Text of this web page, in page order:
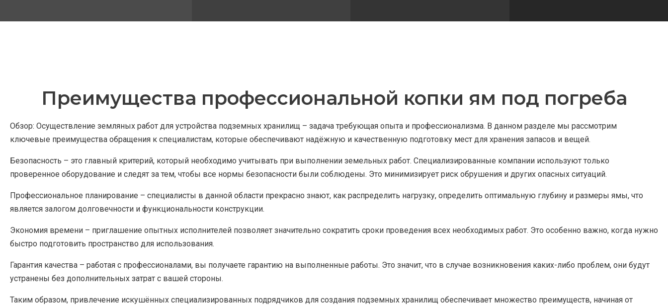
Преимущества профессиональной копки ям под погреба
Обзор: Осуществление земляных работ для устройства подземных хранилищ – задача требующая опыта и профессионализма. В данном разделе мы рассмотрим
ключевые преимущества обращения к специалистам, которые обеспечивают надёжную и качественную подготовку мест для хранения запасов и вещей.
Безопасность – это главный критерий, который необходимо учитывать при выполнении земельных работ. Специализированные компании используют только
проверенное оборудование и следят за тем, чтобы все нормы безопасности были соблюдены. Это минимизирует риск обрушения и других опасных ситуаций.
Профессиональное планирование – специалисты в данной области прекрасно знают, как распределить нагрузку, определить оптимальную глубину и размеры ямы, что
является залогом долговечности и функциональности конструкции.
Экономия времени – приглашение опытных исполнителей позволяет значительно сократить сроки проведения всех необходимых работ. Это особенно важно, когда нужно
быстро подготовить пространство для использования.
Гарантия качества – работая с профессионалами, вы получаете гарантию на выполненные работы. Это значит, что в случае возникновения каких-либо проблем, они будут
устранены без дополнительных затрат с вашей стороны.
Таким образом, привлечение искушённых специализированных подрядчиков для создания подземных хранилищ обеспечивает множество преимуществ, начиная от